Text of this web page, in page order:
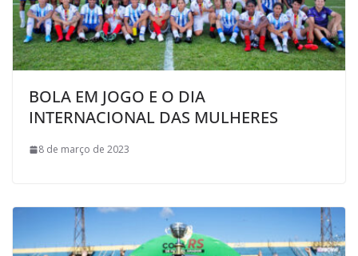
BOLA EM JOGO E O DIA
INTERNACIONAL DAS MULHERES
8 de março de 2023